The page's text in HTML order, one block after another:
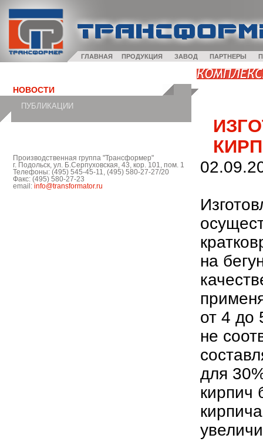
ГЛАВНАЯ ПРОДУКЦИЯ ЗАВОД ПАРТНЕРЫ
НОВОСТИ
ПУБЛИКАЦИИ
Производственная группа "Трансформер"
г. Подольск, ул. Б.Серпуховская, 43, кор. 101, пом. 1
Телефоны: (495) 545-45-11, (495) 580-27-27/20
Факс: (495) 580-27-23
email: info@transformator.ru
на
от 4 до
не
для
кирпич